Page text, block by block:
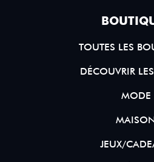
TOUTES LES
DÉCOUVRIR
MODE
JEUX/